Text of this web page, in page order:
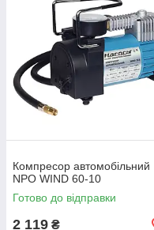
Компресор автомобільний
NPO WIND 60-10
Готово до відправки
2 119 ₴